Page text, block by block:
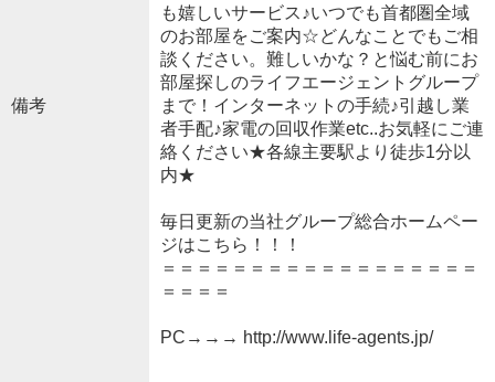
備考
も嬉しいサービス♪いつでも首都圏全域
のお部屋をご案内☆どんなことでもご相
談ください。難しいかな？と悩む前にお
部屋探しのライフエージェントグループ
まで！インターネットの手続♪引越し業
者手配♪家電の回収作業etc..お気軽にご連
絡ください★各線主要駅より徒歩1分以
内★
毎日更新の当社グループ総合ホームペー
ジはこちら！！！
＝＝＝＝＝＝＝＝＝＝＝＝＝＝＝＝＝＝
＝＝＝＝
PC→→→ http://www.life-agents.jp/